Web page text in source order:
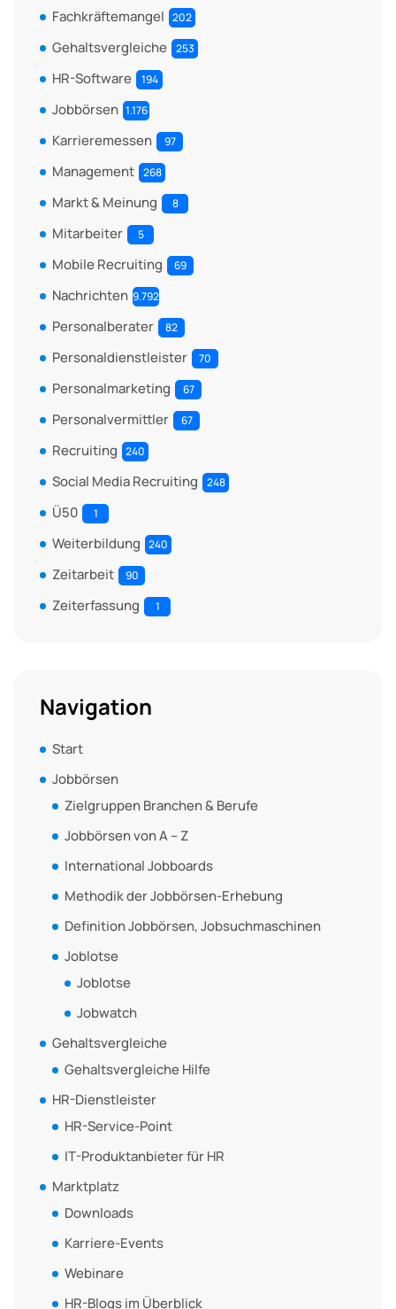
Fachkräftemangel 202
Gehaltsvergleiche 253
HR-Software 194
Jobbörsen 1.176
Karrieremessen 97
Management 268
Markt & Meinung 8
Mitarbeiter 5
Mobile Recruiting 69
Nachrichten 9.792
Personalberater 82
Personaldienstleister 70
Personalmarketing 67
Personalvermittler 67
Recruiting 240
Social Media Recruiting 248
Ü50 1
Weiterbildung 240
Zeitarbeit 90
Zeiterfassung 1
Navigation
Start
Jobbörsen
Zielgruppen Branchen & Berufe
Jobbörsen von A – Z
International Jobboards
Methodik der Jobbörsen-Erhebung
Definition Jobbörsen, Jobsuchmaschinen
Joblotse
Joblotse
Jobwatch
Gehaltsvergleiche
Gehaltsvergleiche Hilfe
HR-Dienstleister
HR-Service-Point
IT-Produktanbieter für HR
Marktplatz
Downloads
Karriere-Events
Webinare
HR-Blogs im Überblick